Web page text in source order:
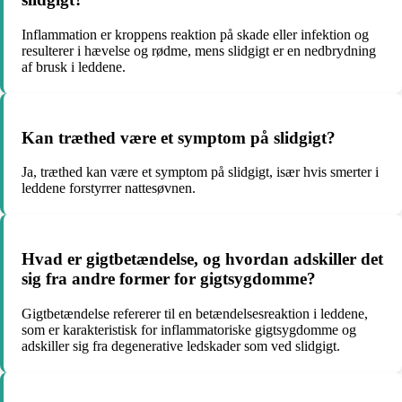
Inflammation er kroppens reaktion på skade eller infektion og
resulterer i hævelse og rødme, mens slidgigt er en nedbrydning
af brusk i leddene.
Kan træthed være et symptom på slidgigt?
Ja, træthed kan være et symptom på slidgigt, især hvis smerter i
leddene forstyrrer nattesøvnen.
Hvad er gigtbetændelse, og hvordan adskiller det
sig fra andre former for gigtsygdomme?
Gigtbetændelse refererer til en betændelsesreaktion i leddene,
som er karakteristisk for inflammatoriske gigtsygdomme og
adskiller sig fra degenerative ledskader som ved slidgigt.